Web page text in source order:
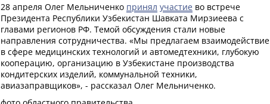
28 апреля Олег Мельниченко принял участие во встрече
Президента Республики Узбекистан Шавката Мирзиеева с
главами регионов РФ. Темой обсуждения стали новые
направления сотрудничества. «Мы предлагаем взаимодействие
в сфере медицинских технологий и автомедтехники, глубокую
кооперацию, организацию в Узбекистане производства
кондитерских изделий, коммунальной техники,
авиазаправщиков», - рассказал Олег Мельниченко.